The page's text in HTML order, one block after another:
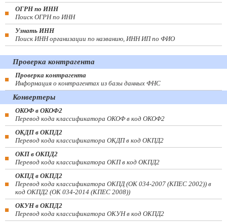
ОГРН по ИНН
Поиск ОГРН по ИНН
Узнать ИНН
Поиск ИНН организации по названию, ИНН ИП по ФИО
Проверка контрагента
Проверка контрагента
Информация о контрагентах из базы данных ФНС
Конвертеры
ОКОФ в ОКОФ2
Перевод кода классификатора ОКОФ в код ОКОФ2
ОКДП в ОКПД2
Перевод кода классификатора ОКДП в код ОКПД2
ОКП в ОКПД2
Перевод кода классификатора ОКП в код ОКПД2
ОКПД в ОКПД2
Перевод кода классификатора ОКПД (ОК 034-2007 (КПЕС 2002)) в
код ОКПД2 (ОК 034-2014 (КПЕС 2008))
ОКУН в ОКПД2
Перевод кода классификатора ОКУН в код ОКПД2